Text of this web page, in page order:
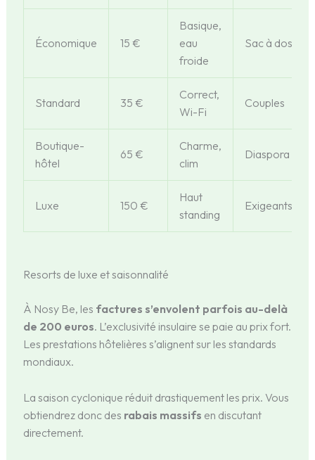
Économique 15 €
Basique,
eau
froide
Sac à dos
Standard 35 €
Correct,
Wi-Fi
Couples
Boutique-
hôtel
65 €
Charme,
clim
Diaspora
Luxe 150 €
Haut
standing
Exigeants
Resorts de luxe et saisonnalité
À Nosy Be, les factures s’envolent parfois au-delà
de 200 euros. L’exclusivité insulaire se paie au prix fort.
Les prestations hôtelières s’alignent sur les standards
mondiaux.
La saison cyclonique réduit drastiquement les prix. Vous
obtiendrez donc des rabais massifs en discutant
directement.